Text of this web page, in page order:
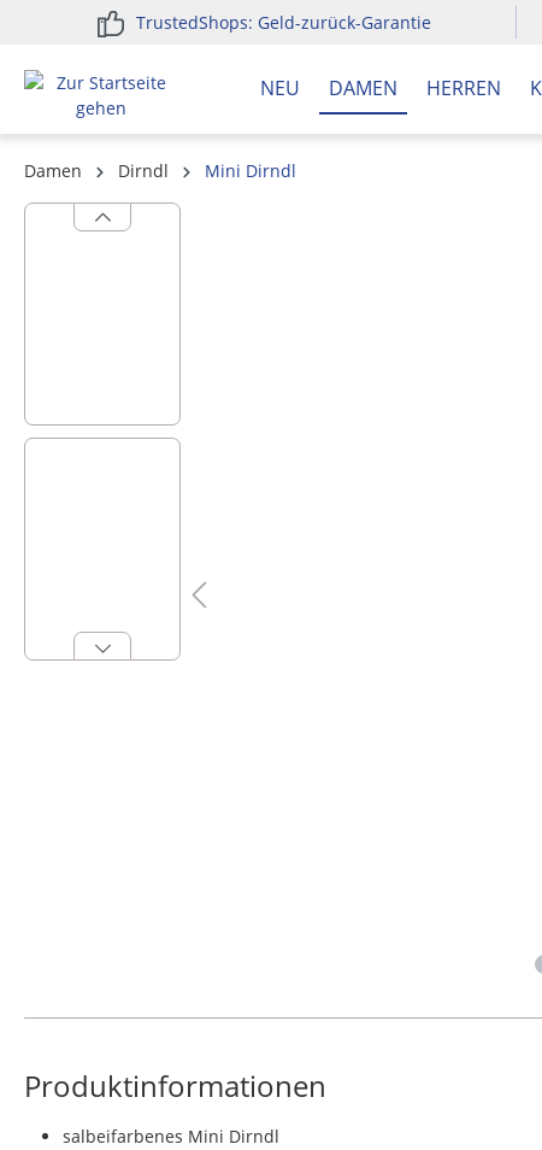
Zur Hauptnavigation springen
TrustedShops: Geld-zurück-Garantie
NEU DAMEN HERREN
Damen Dirndl
Mini Dirndl
Bildergalerie überspringen
Produktinformationen
salbeifarbenes Mini Dirndl